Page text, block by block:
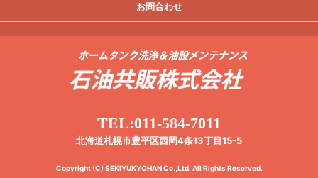
お問合わせ
TEL:011-584-7011
北海道札幌市豊平区西岡4条13丁目15-5
Copyright (C) SEKIYUKYOHAN Co.,Ltd. All Rights Reserved.